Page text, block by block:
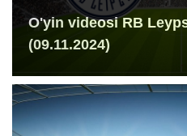
O'yin videosi RB
(09.11.2024)